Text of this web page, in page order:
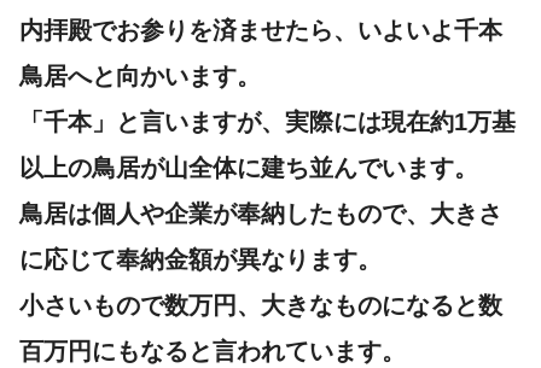
内拝殿でお参りを済ませたら、いよいよ千本
鳥居へと向かいます。
「千本」と言いますが、実際には現在約1万基
以上の鳥居が山全体に建ち並んでいます。
鳥居は個人や企業が奉納したもので、大きさ
に応じて奉納金額が異なります。
小さいもので数万円、大きなものになると数
百万円にもなると言われています。